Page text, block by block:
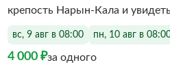
крепость Нарын-Кала и
вс, 9 авг в 08:00 пн, 10 авг в
4 000 ₽за одного